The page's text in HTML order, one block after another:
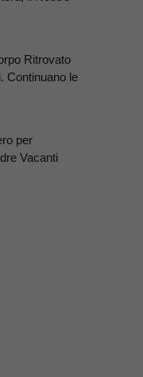
Ritrovato
Continuano le
per
Vacanti